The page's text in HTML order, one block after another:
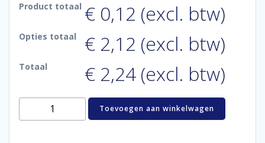
Product totaal € 0,12 (excl. btw)
Opties totaal € 2,12 (excl. btw)
Totaal € 2,24 (excl. btw)
Staal
Toevoegen aan winkelwagen